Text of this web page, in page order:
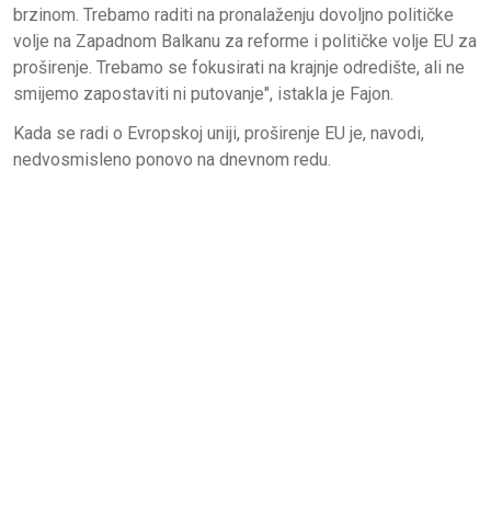
brzinom. Trebamo raditi na pronalaženju dovoljno političke
volje na Zapadnom Balkanu za reforme i političke volje EU za
proširenje. Trebamo se fokusirati na krajnje odredište, ali ne
smijemo zapostaviti ni putovanje", istakla je Fajon.
Kada se radi o Evropskoj uniji, proširenje EU je, navodi,
nedvosmisleno ponovo na dnevnom redu.